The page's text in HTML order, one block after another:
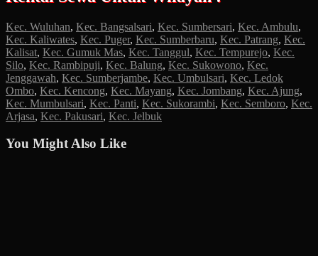
Kec. Wuluhan, Kec. Bangsalsari, Kec. Sumbersari, Kec. Ambulu,
Kec. Kaliwates, Kec. Puger, Kec. Sumberbaru, Kec. Patrang, Kec.
Kalisat, Kec. Gumuk Mas, Kec. Tanggul, Kec. Tempurejo, Kec.
Silo, Kec. Rambipuji, Kec. Balung, Kec. Sukowono, Kec.
Jenggawah, Kec. Sumberjambe, Kec. Umbulsari, Kec. Ledok
Ombo, Kec. Kencong, Kec. Mayang, Kec. Jombang, Kec. Ajung,
Kec. Mumbulsari, Kec. Panti, Kec. Sukorambi, Kec. Semboro, Kec.
Arjasa, Kec. Pakusari, Kec. Jelbuk
You Might Also Like